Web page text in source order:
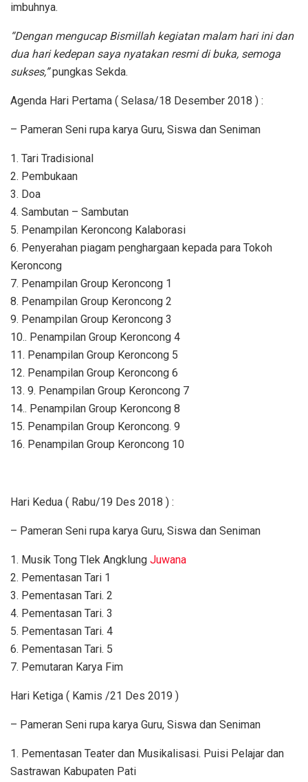
imbuhnya.
“Dengan mengucap Bismillah kegiatan malam hari ini dan
dua hari kedepan saya nyatakan resmi di buka, semoga
sukses,”pungkas Sekda.
Agenda Hari Pertama ( Selasa/18 Desember 2018 ) :
– Pameran Seni rupa karya Guru, Siswa dan Seniman
1. Tari Tradisional
2. Pembukaan
3. Doa
4. Sambutan – Sambutan
5. Penampilan Keroncong Kalaborasi
6. Penyerahan piagam penghargaan kepada para Tokoh
Keroncong
7. Penampilan Group Keroncong 1
8. Penampilan Group Keroncong 2
9. Penampilan Group Keroncong 3
10.. Penampilan Group Keroncong 4
11. Penampilan Group Keroncong 5
12. Penampilan Group Keroncong 6
13. 9. Penampilan Group Keroncong 7
14.. Penampilan Group Keroncong 8
15. Penampilan Group Keroncong. 9
16. Penampilan Group Keroncong 10
Hari Kedua ( Rabu/19 Des 2018 ) :
– Pameran Seni rupa karya Guru, Siswa dan Seniman
1. Musik Tong Tlek Angklung Juwana
2. Pementasan Tari 1
3. Pementasan Tari. 2
4. Pementasan Tari. 3
5. Pementasan Tari. 4
6. Pementasan Tari. 5
7. Pemutaran Karya Fim
Hari Ketiga ( Kamis /21 Des 2019 )
– Pameran Seni rupa karya Guru, Siswa dan Seniman
1. Pementasan Teater dan Musikalisasi. Puisi Pelajar dan
Sastrawan Kabupaten Pati